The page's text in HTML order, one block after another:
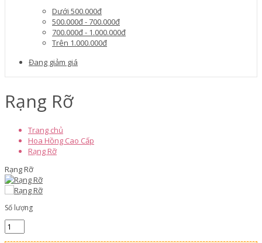
Dưới 500.000đ
500.000đ - 700.000đ
700.000đ - 1.000.000đ
Trên 1.000.000đ
Đang giảm giá
Rạng Rỡ
Trang chủ
Hoa Hồng Cao Cấp
Rạng Rỡ
Rạng Rỡ
Số lượng